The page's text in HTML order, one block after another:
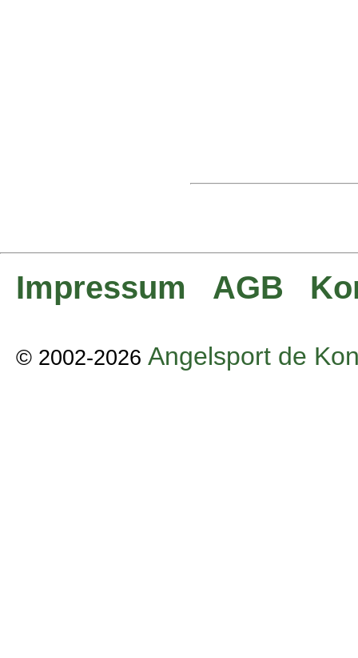
Impressum AGB
© 2002-2026 Angelsport de